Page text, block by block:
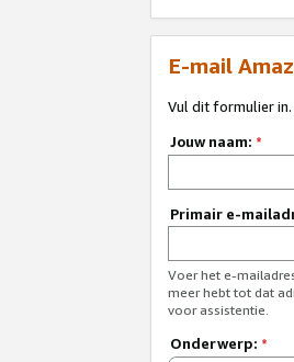
E-mail
Vul dit formulier
Jouw naam: *
Primair e-
Voer het e-
meer hebt tot dat
voor assistentie.
Onderwerp: *